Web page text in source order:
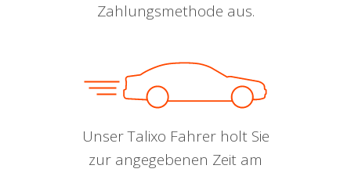
Zahlungsmethode aus.
Unser Talixo Fahrer holt Sie
zur angegebenen Zeit am